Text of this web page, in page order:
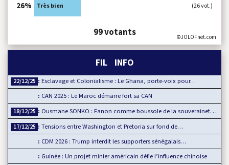
26% Très bien (26 vot.)
99 votants ©JOLOFnet.com
FIL INFO
22/12/25
Esclavage et Colonialisme : Le Ghana, porte-voix pour…
CAN 2025 : Le Maroc démarre fort sa CAN
18/12/25 Ousmane SONKO : Fanon comme boussole de la souveraineté…
17/12/25
Tensions entre Washington et Pretoria sur fond de…
CDM 2026 : Trump interdit les supporters sénégalais…
Guinée : Un projet minier américain défie l’influence chinoise